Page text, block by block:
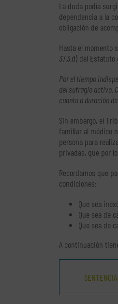
La duda podía
dependencia a la
obligación de
Hasta el momento
37.3.d) del
Por el tiempo
del sufragio activo.
cuanto a duración
Sin embargo, el
familiar al médico
persona para
privadas, que por
Recordamos que
condiciones:
Que sea
Que sea de
Que sea de
A continuación